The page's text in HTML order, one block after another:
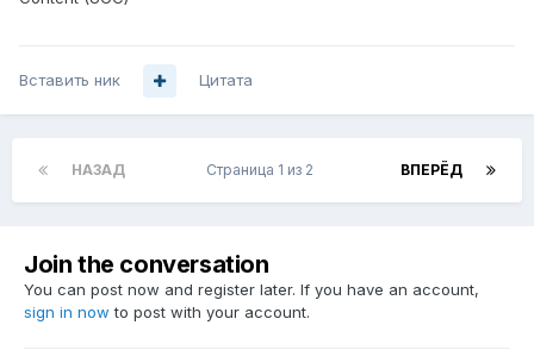
Вставить ник Цитата
НАЗАД ВПЕРЁД
Страница 1 из 2
Join the conversation
You can post now and register later. If you have an account,
sign in now to post with your account.